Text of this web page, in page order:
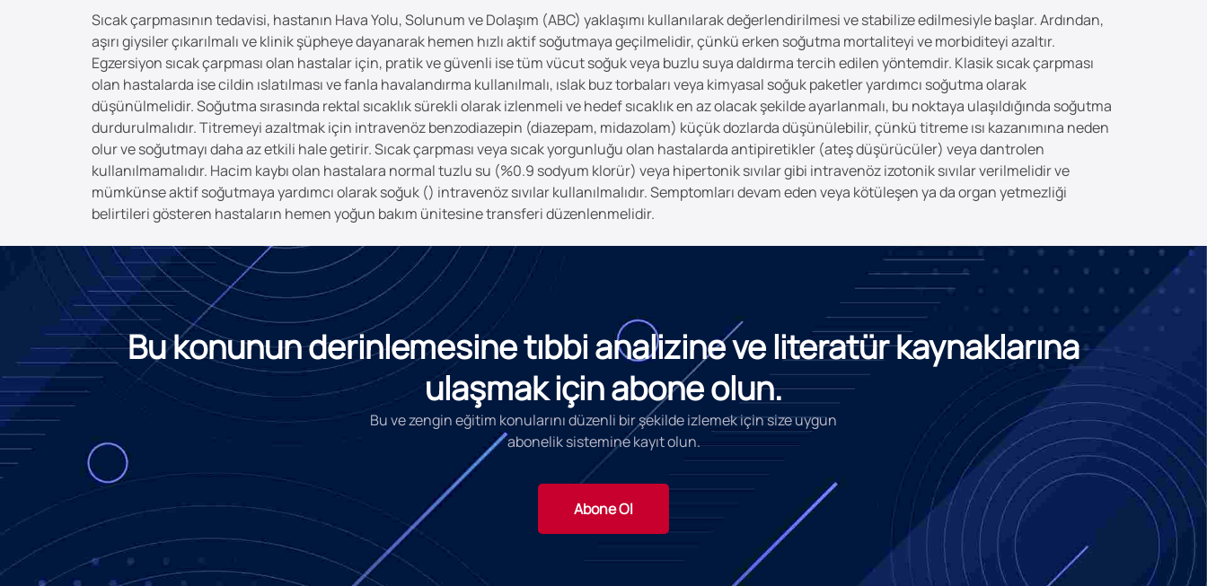
Sıcak çarpmasının tedavisi, hastanın Hava Yolu, Solunum ve Dolaşım (ABC) yaklaşımı kullanılarak değerlendirilmesi ve stabilize edilmesiyle başlar. Ardından,
aşırı giysiler çıkarılmalı ve klinik şüpheye dayanarak hemen hızlı aktif soğutmaya geçilmelidir, çünkü erken soğutma mortaliteyi ve morbiditeyi azaltır.
Egzersiyon sıcak çarpması olan hastalar için, pratik ve güvenli ise tüm vücut soğuk veya buzlu suya daldırma tercih edilen yöntemdir. Klasik sıcak çarpması
olan hastalarda ise cildin ıslatılması ve fanla havalandırma kullanılmalı, ıslak buz torbaları veya kimyasal soğuk paketler yardımcı soğutma olarak
düşünülmelidir. Soğutma sırasında rektal sıcaklık sürekli olarak izlenmeli ve hedef sıcaklık en az olacak şekilde ayarlanmalı, bu noktaya ulaşıldığında soğutma
durdurulmalıdır. Titremeyi azaltmak için intravenöz benzodiazepin (diazepam, midazolam) küçük dozlarda düşünülebilir, çünkü titreme ısı kazanımına neden
olur ve soğutmayı daha az etkili hale getirir. Sıcak çarpması veya sıcak yorgunluğu olan hastalarda antipiretikler (ateş düşürücüler) veya dantrolen
kullanılmamalıdır. Hacim kaybı olan hastalara normal tuzlu su (%0.9 sodyum klorür) veya hipertonik sıvılar gibi intravenöz izotonik sıvılar verilmelidir ve
mümkünse aktif soğutmaya yardımcı olarak soğuk () intravenöz sıvılar kullanılmalıdır. Semptomları devam eden veya kötüleşen ya da organ yetmezliği
belirtileri gösteren hastaların hemen yoğun bakım ünitesine transferi düzenlenmelidir.
Bu konunun derinlemesine tıbbi analizine ve literatür kaynaklarına
ulaşmak için abone olun.
Bu ve zengin eğitim konularını düzenli bir şekilde izlemek için size uygun
abonelik sistemine kayıt olun.
Abone Ol